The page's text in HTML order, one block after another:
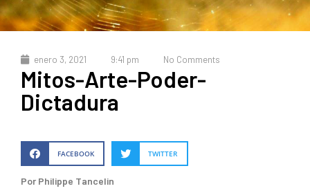
enero 3, 2021 9:41 pm No Comments
Mitos-Arte-Poder-
Dictadura
FACEBOOK TWITTER
Por Philippe Tancelin